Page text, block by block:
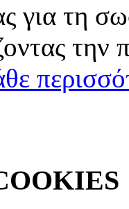
για τη
την